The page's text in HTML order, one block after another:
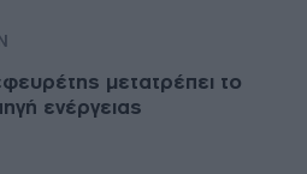
μετατρέπει το
ενέργειας